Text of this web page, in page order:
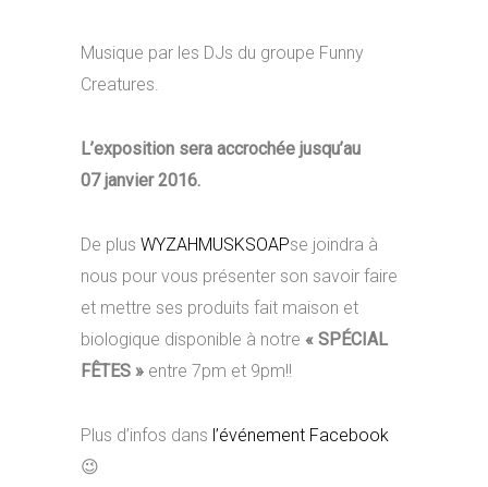
Musique par les DJs du groupe Funny
Creatures.
L’exposition sera accrochée jusqu’au
07 janvier 2016.
De plus WYZAHMUSKSOAPse joindra à
nous pour vous présenter son savoir faire
et mettre ses produits fait maison et
biologique disponible à notre « SPÉCIAL
FÊTES » entre 7pm et 9pm!!
Plus d’infos dans l’événement Facebook
😉